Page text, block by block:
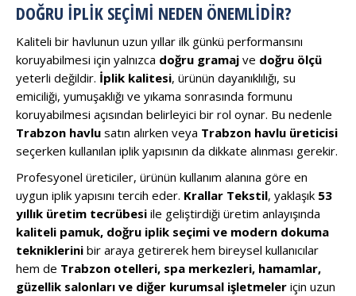
DOĞRU İPLIK SEÇIMI NEDEN ÖNEMLIDIR?
Kaliteli bir havlunun uzun yıllar ilk günkü performansını
koruyabilmesi için yalnızca doğru gramaj ve doğru ölçü
yeterli değildir. İplik kalitesi, ürünün dayanıklılığı, su
emiciliği, yumuşaklığı ve yıkama sonrasında formunu
koruyabilmesi açısından belirleyici bir rol oynar. Bu nedenle
Trabzon havlu satın alırken veya Trabzon havlu üreticisi
seçerken kullanılan iplik yapısının da dikkate alınması gerekir.
Profesyonel üreticiler, ürünün kullanım alanına göre en
uygun iplik yapısını tercih eder. Krallar Tekstil, yaklaşık 53
yıllık üretim tecrübesi ile geliştirdiği üretim anlayışında
kaliteli pamuk, doğru iplik seçimi ve modern dokuma
tekniklerini bir araya getirerek hem bireysel kullanıcılar
hem de Trabzon otelleri, spa merkezleri, hamamlar,
güzellik salonları ve diğer kurumsal işletmeler için uzun